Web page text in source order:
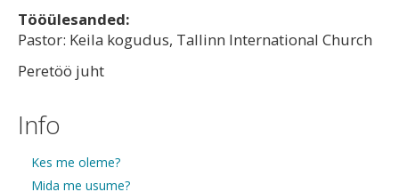
Tööülesanded:
Pastor: Keila kogudus, Tallinn International Church
Peretöö juht
Info
Kes me oleme?
Mida me usume?